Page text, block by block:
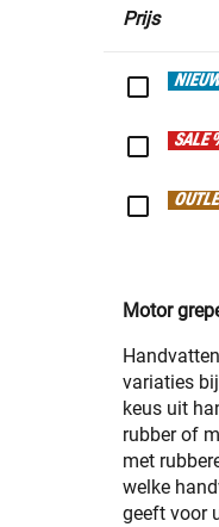
Prijs
SALE
Motor
variaties
keus uit
rubber of
met
welke
geeft voor